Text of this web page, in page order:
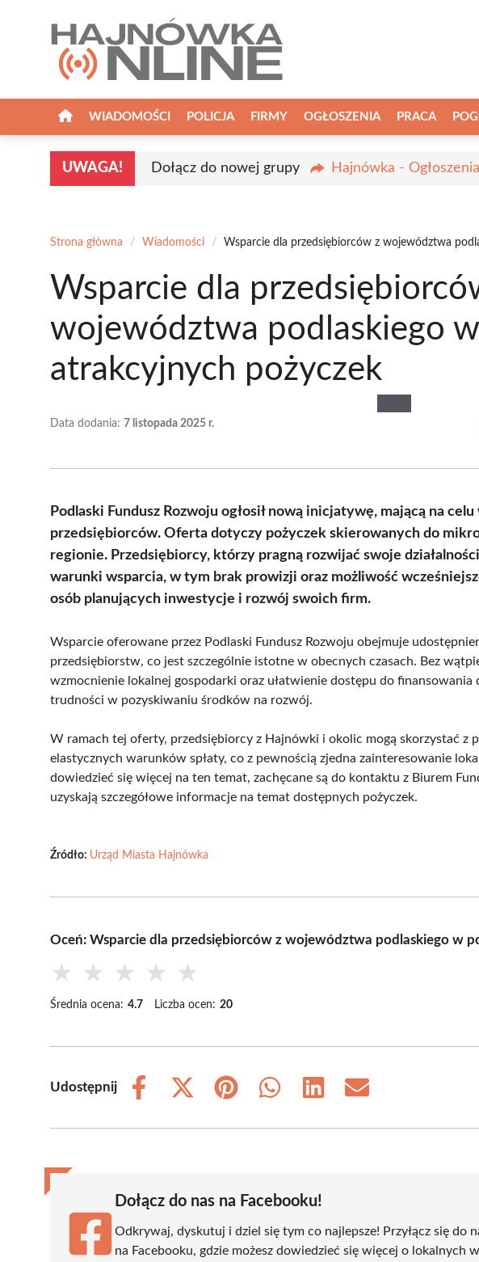
WIADOMOŚCI POLICJA FIRMY OGŁOSZENIA PRACA
UWAGA! Dołącz do nowej grupy Hajnówka -
Strona główna / Wiadomości / Wsparcie dla przedsiębiorców z województwa
Wsparcie dla
województwa podlaskiego
atrakcyjnych pożyczek
Data dodania: 7 listopada 2025 r.
Podlaski Fundusz Rozwoju ogłosił nową inicjatywę, mającą na
przedsiębiorców. Oferta dotyczy pożyczek skierowanych do
regionie. Przedsiębiorcy, którzy pragną rozwijać swoje
warunki wsparcia, w tym brak prowizji oraz możliwość
osób planujących inwestycje i rozwój swoich firm.
Wsparcie oferowane przez Podlaski Fundusz Rozwoju obejmuje
przedsiębiorstw, co jest szczególnie istotne w obecnych czasach. Bez
wzmocnienie lokalnej gospodarki oraz ułatwienie dostępu do
trudności w pozyskiwaniu środków na rozwój.
W ramach tej oferty, przedsiębiorcy z Hajnówki i okolic mogą skorzystać z
elastycznych warunków spłaty, co z pewnością zjedna zainteresowanie
dowiedzieć się więcej na ten temat, zachęcane są do kontaktu z Biurem
uzyskają szczegółowe informacje na temat dostępnych pożyczek.
Źródło: Urząd Miasta Hajnówka
Oceń: Wsparcie dla przedsiębiorców z województwa podlaskiego w
★ ★ ★ ★ ★
Średnia ocena: 4.7 Liczba ocen: 20
Udostępnij
Share
Share
(Twitter)
Share
Share
Share
Share
Dołącz do nas na Facebooku!
Odkrywaj, dyskutuj i dziel się tym co najlepsze! Przyłącz się do
na Facebooku, gdzie możesz dowiedzieć się więcej o lokalnych